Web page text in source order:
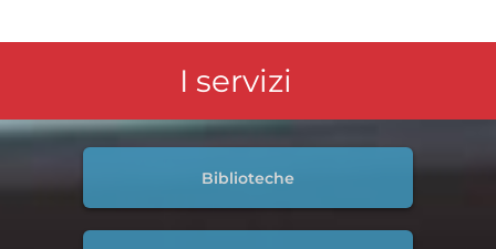
I servizi
Biblioteche